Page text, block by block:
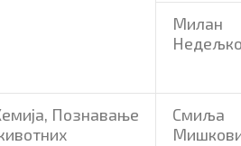
Милан
Познавање
Смиља